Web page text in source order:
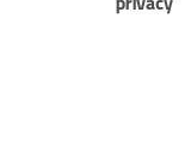
privacy